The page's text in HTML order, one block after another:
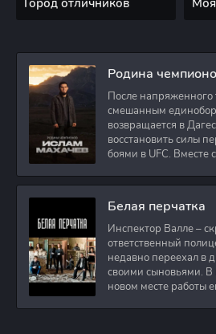
Город отличников
Родина
После напряженного
смешанным
возвращается в
восстановить силы
боями в UFC. Вместе
Белая перчатка
Инспектор Валле –
ответственный
недавно переехал в
своими сыновьями.
новом месте работы